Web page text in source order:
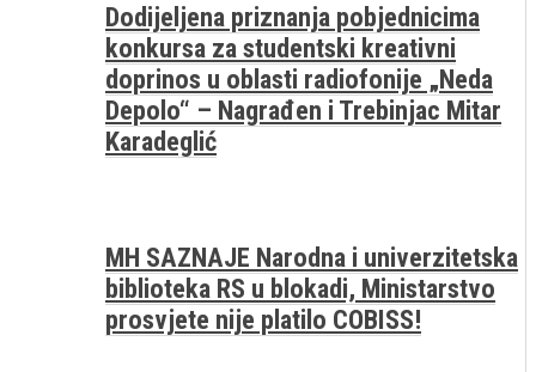
Dodijeljena priznanja pobjednicima
konkursa za studentski kreativni
doprinos u oblasti radiofonije „Neda
Depolo“ – Nagrađen i Trebinjac Mitar
Karadeglić
MH SAZNAJE Narodna i univerzitetska
biblioteka RS u blokadi, Ministarstvo
prosvjete nije platilo COBISS!